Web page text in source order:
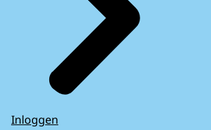
Inloggen